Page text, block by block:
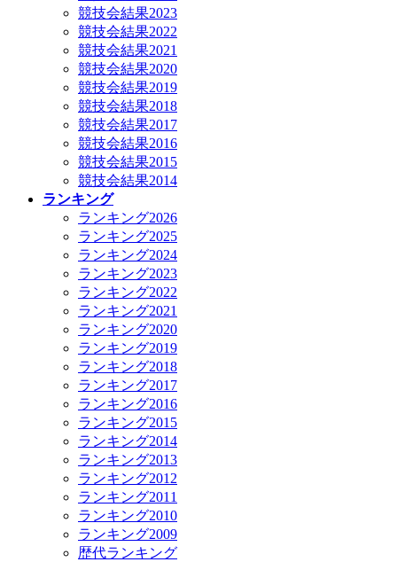
競技会結果2023
競技会結果2022
競技会結果2021
競技会結果2020
競技会結果2019
競技会結果2018
競技会結果2017
競技会結果2016
競技会結果2015
競技会結果2014
ランキング
ランキング2026
ランキング2025
ランキング2024
ランキング2023
ランキング2022
ランキング2021
ランキング2020
ランキング2019
ランキング2018
ランキング2017
ランキング2016
ランキング2015
ランキング2014
ランキング2013
ランキング2012
ランキング2011
ランキング2010
ランキング2009
歴代ランキング